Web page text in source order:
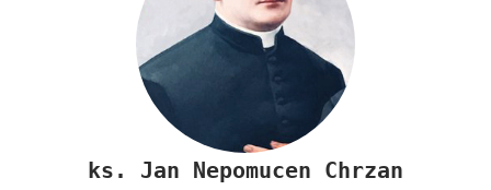
ks. Jan Nepomucen Chrzan